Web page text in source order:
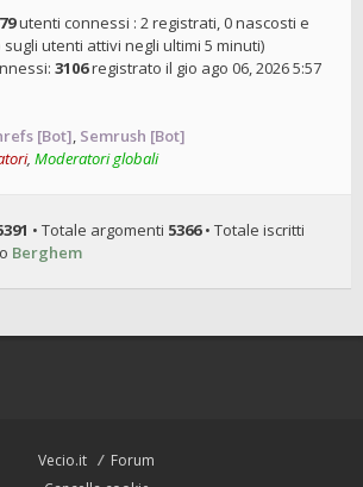
utenti connessi : 2 registrati, 0 nascosti e
utenti attivi negli ultimi 5 minuti)
3106registrato il gio ago 06, 2026 5:57
[Bot], Semrush [Bot]
, Moderatori globali
• Totale argomenti 5366• Totale iscritti
Berghem
Vecio.it
Forum